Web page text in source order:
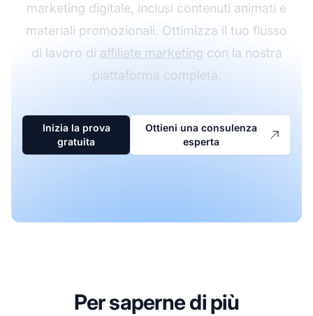
marketing digitale, inclusi contenuti animati e
materiali promozionali. Ottimizza il tuo flusso
di lavoro di affiliate marketing con la nostra
piattaforma completa.
Inizia la prova
gratuita
Ottieni una consulenza
esperta
Per saperne di più